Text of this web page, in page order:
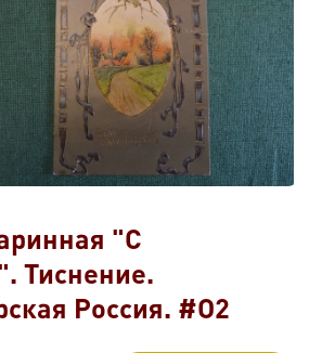
"C
Тиснение.
Россия. #O2